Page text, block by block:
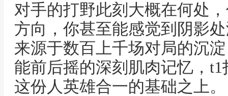
对手的打野此刻大概在何处
方向，你甚至能感觉到阴影
来源于数百上千场对局的沉
能前后摇的深刻肌肉记忆，
这份人英雄合一的基础之上。